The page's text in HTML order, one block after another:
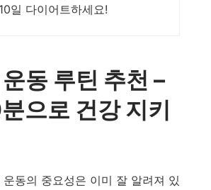
일 다이어트하세요!
동 루틴 추천 –
으로 건강 지키
동의 중요성은 이미 잘 알려져 있